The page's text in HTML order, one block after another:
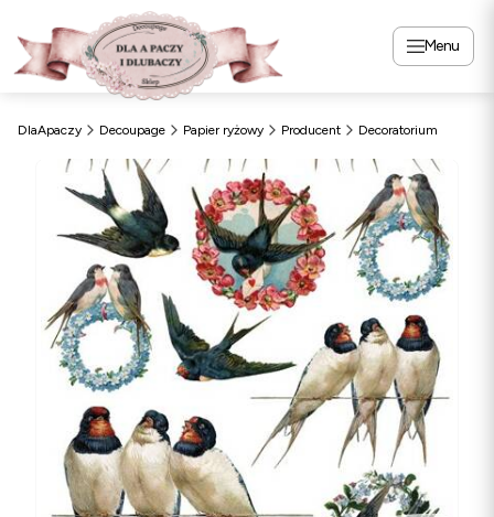
Menu
DlaApaczy Decoupage Papier ryżowy Producent Decoratorium